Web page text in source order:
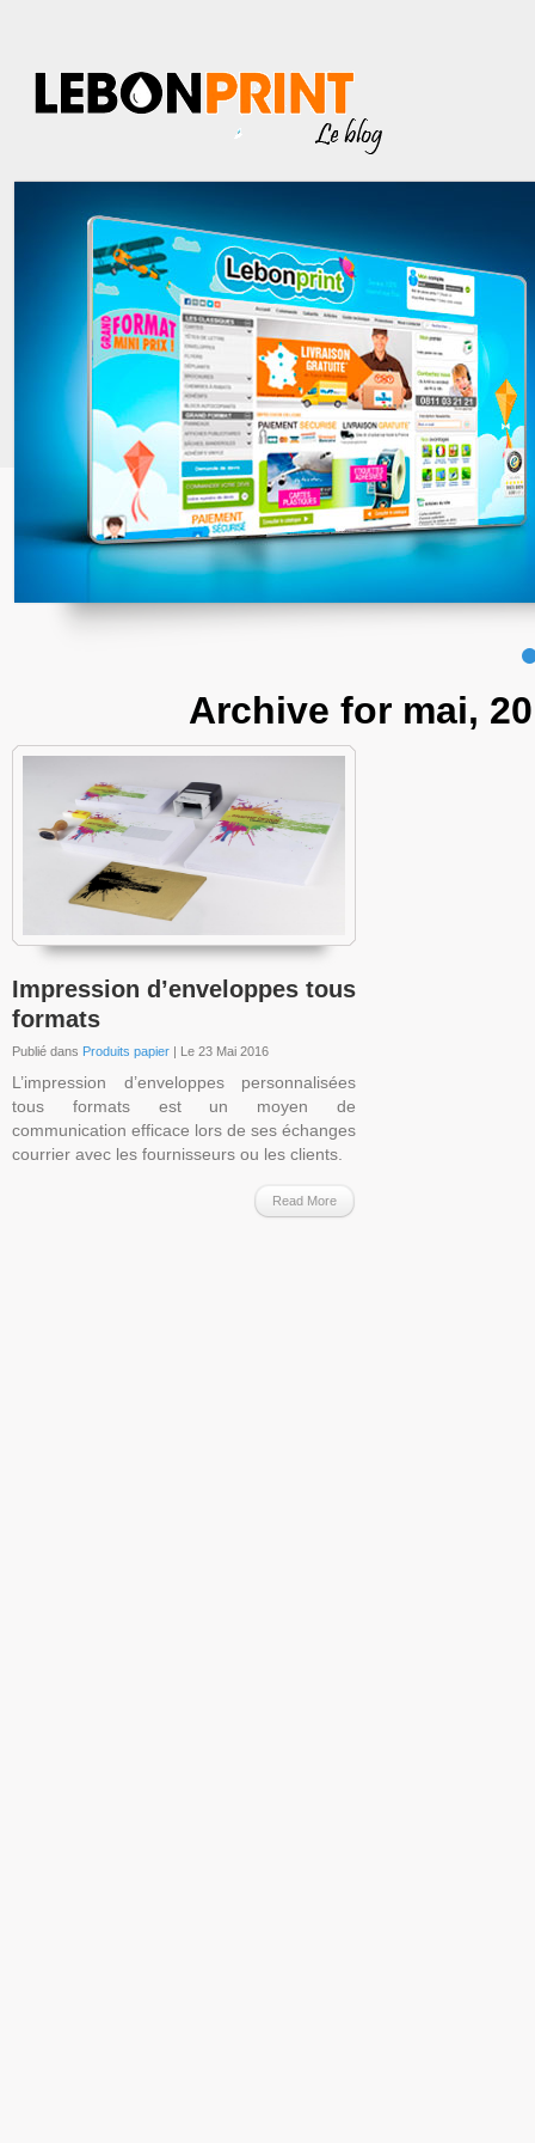
Archive for mai,
Impression d’enveloppes tous
formats
Publié dans Produits papier | Le 23 Mai 2016
L’impression d’enveloppes personnalisées
tous formats est un moyen de
communication efficace lors de ses échanges
courrier avec les fournisseurs ou les clients.
Read More